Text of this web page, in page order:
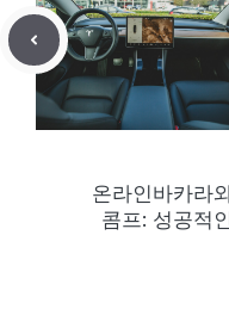
온라인바카라
콤프: 성공적